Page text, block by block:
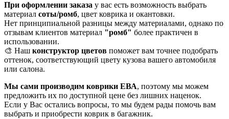
При оформлении заказа у вас есть возможность выбрать
материал соты/ромб, цвет коврика и окантовки.
Нет принципиальной разницы между материалами, однако по
отзывам клиентов материал "ромб" более практичен в
использовании.
🎨 Наш конструктор цветов поможет вам точнее подобрать
оттенок, соответствующий цвету кузова вашего автомобиля
или салона.
Мы сами производим коврики ЕВА, поэтому мы можем
предложить их по доступной цене без лишних наценок.
Если у Вас остались вопросы, то мы будем рады помочь вам
выбрать и приобрести коврик в багажник.